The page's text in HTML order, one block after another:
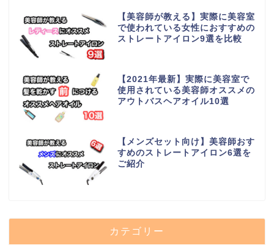
【美容師が教える】実際に美容室
で使われている女性におすすめの
ストレートアイロン9選を比較
【2021年最新】実際に美容室で
使用されている美容師オススメの
アウトバスヘアオイル10選
【メンズセット向け】美容師おす
すめのストレートアイロン6選を
ご紹介
カテゴリー